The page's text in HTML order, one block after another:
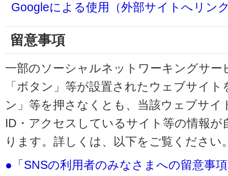
Googleによる使用（外部サイトへリン
留意事項
一部のソーシャルネットワーキングサー
「ボタン」等が設置されたウェブサイ
ン」等を押さなくとも、当該ウェブサイ
ID・アクセスしているサイト等の情報
ります。詳しくは、以下をご覧ください
●「SNSの利用者のみなさまへの留意事